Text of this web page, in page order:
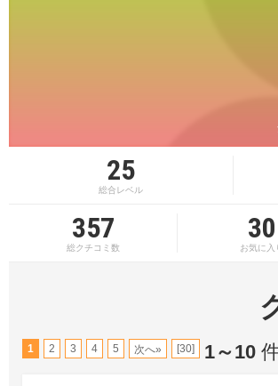
25
総合レベル
357
総クチコミ数
30
お気に入
1 2 3 4 5 次へ» [30] 1～10